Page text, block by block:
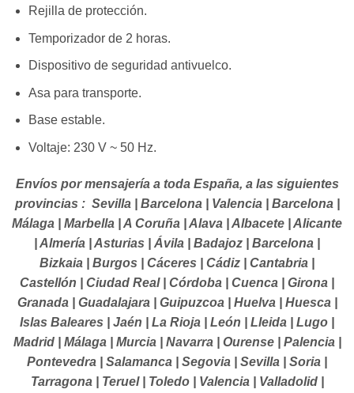
Rejilla de protección.
Temporizador de 2 horas.
Dispositivo de seguridad antivuelco.
Asa para transporte.
Base estable.
Voltaje: 230 V ~ 50 Hz.
Envíos por mensajería a toda España, a las siguientes
provincias : Sevilla | Barcelona | Valencia | Barcelona |
Málaga | Marbella | A Coruña | Alava | Albacete | Alicante
| Almería | Asturias | Ávila | Badajoz | Barcelona |
Bizkaia | Burgos | Cáceres | Cádiz | Cantabria |
Castellón | Ciudad Real | Córdoba | Cuenca | Girona |
Granada | Guadalajara | Guipuzcoa | Huelva | Huesca |
Islas Baleares | Jaén | La Rioja | León | Lleida | Lugo |
Madrid | Málaga | Murcia | Navarra | Ourense | Palencia |
Pontevedra | Salamanca | Segovia | Sevilla | Soria |
Tarragona | Teruel | Toledo | Valencia | Valladolid |